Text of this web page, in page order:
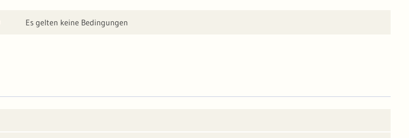
Es gelten keine Bedingungen